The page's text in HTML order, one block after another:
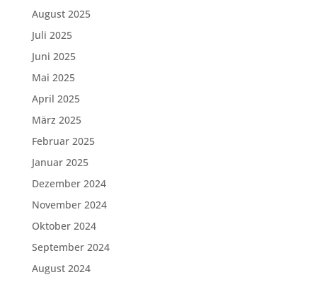
August 2025
Juli 2025
Juni 2025
Mai 2025
April 2025
März 2025
Februar 2025
Januar 2025
Dezember 2024
November 2024
Oktober 2024
September 2024
August 2024